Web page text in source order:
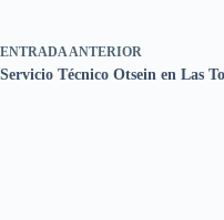
ENTRADA ANTERIOR
Servicio Técnico Otsein en Las